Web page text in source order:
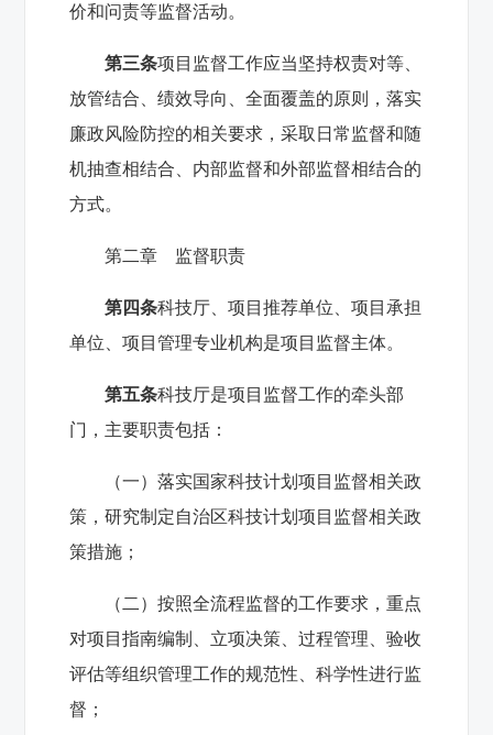
价和问责等监督活动。
第三条项目监督工作应当坚持权责对等、
放管结合、绩效导向、全面覆盖的原则，落实
廉政风险防控的相关要求，采取日常监督和随
机抽查相结合、内部监督和外部监督相结合的
方式。
第二章 监督职责
第四条科技厅、项目推荐单位、项目承担
单位、项目管理专业机构是项目监督主体。
第五条科技厅是项目监督工作的牵头部
门，主要职责包括：
（一）落实国家科技计划项目监督相关政
策，研究制定自治区科技计划项目监督相关政
策措施；
（二）按照全流程监督的工作要求，重点
对项目指南编制、立项决策、过程管理、验收
评估等组织管理工作的规范性、科学性进行监
督；